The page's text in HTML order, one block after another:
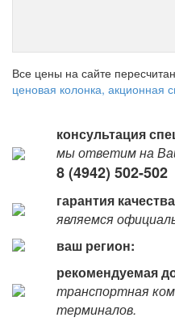
Все цены на сайте
ценовая колонка, акционная
консультация
мы ответим на
8 (4942) 502-502
гарантия
являемся
ваш регион:
рекомендуемая
транспортная
терминалов.